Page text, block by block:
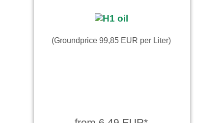
(Groundprice 99,85 EUR per Liter)